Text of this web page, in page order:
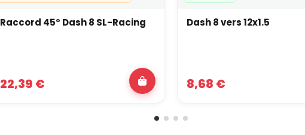
Raccord 45° Dash 8 SL-Racing
22,39 €
Dash 8 vers 12x1.5
8,68 €